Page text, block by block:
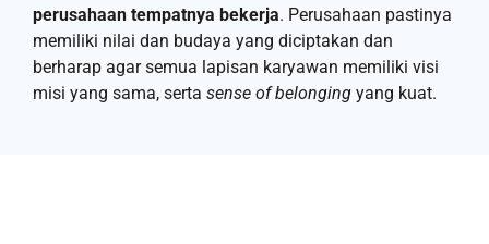
perusahaan tempatnya bekerja. Perusahaan pastinya
memiliki nilai dan budaya yang diciptakan dan
berharap agar semua lapisan karyawan memiliki visi
misi yang sama, serta sense of belonging yang kuat.